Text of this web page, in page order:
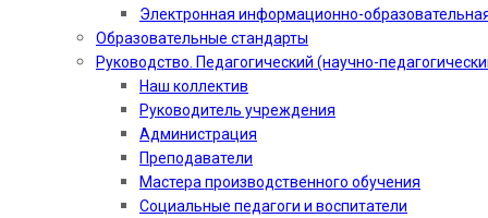
Электронная информационно-
Образовательные стандарты
Руководство. Педагогический (научно-
Наш коллектив
Руководитель учреждения
Администрация
Преподаватели
Мастера производственного обучения
Социальные педагоги и воспитатели​